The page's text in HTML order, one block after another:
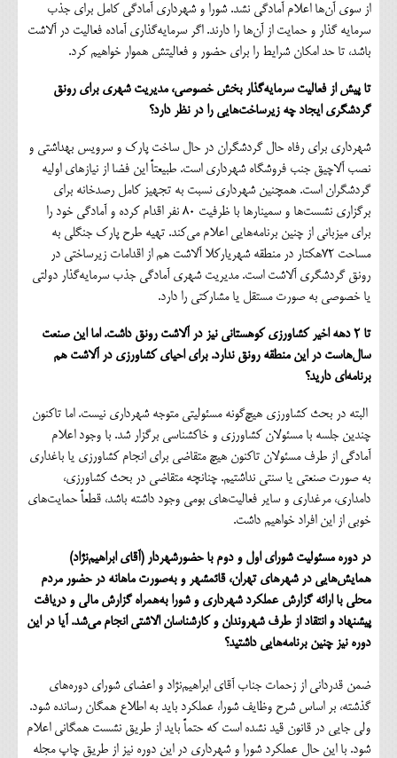
از سوی آن‌ها اعلام آمادگی نشد. شورا و شهرداری آمادگی کامل برای جذب
سرمایه گذار و حمایت از آن‌ها را دارند. اگر سرمایه‌گذاری آماده فعالیت در آلاشت
باشد، تا حد امکان شرایط را برای حضور و فعالیتش هموار خواهیم کرد.
تا پیش از فعالیت سرمایه‌گذار بخش خصوصی، مدیریت شهری برای رونق
گردشگری ایجاد چه زیرساخت‌هایی را در نظر دارد؟
شهرداری برای رفاه حال گردشگران در حال ساخت پارک و سرویس بهداشتی و
نصب آلاچیق جنب فروشگاه شهرداری است. طبیعتاً این فضا از نیازهای اولیه
گردشگران است. همچنین شهرداری نسبت به تجهیز کامل رصدخانه برای
برگزاری نشست‌ها و سمینارها با ظرفیت 80 نفر اقدام کرده و آمادگی خود را
برای میزبانی از چنین برنامه‌هایی اعلام می‌کند. تهیه طرح پارک جنگلی به
مساحت 72هکتار در منطقه شهریارکلا آلاشت هم از اقدامات زیرساختی در
رونق گردشگری آلاشت است. مدیریت شهری آمادگی جذب سرمایه‌گذار دولتی
یا خصوصی به صورت مستقل یا مشارکتی را دارد.
تا 2 دهه اخیر کشاورزی کوهستانی نیز در آلاشت رونق داشت. اما این صنعت
سال‌هاست در این منطقه رونق ندارد. برای احیای کشاورزی در آلاشت هم
برنامه‌ای دارید؟
البته در بحث کشاورزی هیچ‌گونه مسئولیتی متوجه شهرداری نیست. اما تاکنون
چندین جلسه با مسئولان کشاورزی و خاکشناسی برگزار شد. با وجود اعلام
آمادگی از طرف مسئولان تاکنون هیچ متقاضی برای انجام کشاورزی یا باغداری
به صورت صنعتی یا سنتی نداشتیم. چنانچه متقاضی در بحث کشاورزی،
دامداری، مرغداری و سایر فعالیت‌های بومی وجود داشته باشد، قطعاً حمایت‌های
خوبی از این افراد خواهیم داشت.
در دوره مسئولیت شورای اول و دوم با حضورشهردار (آقای ابراهیم‌نژاد)
همایش‌هایی در شهرهای تهران، قائمشهر و به‌صورت ماهانه در حضور مردم
محلی با ارائه گزارش عملکرد شهرداری و شورا به‌همراه گزارش مالی و دریافت
پیشنهاد و انتقاد از طرف شهروندان و کارشناسان الاشتی انجام می‌شد. آیا در این
دوره نیز چنین برنامه‌هایی داشتید؟
ضمن قدردانی از زحمات جناب آقای ابراهیم‌نژاد و اعضای شورای دوره‌های
گذشته، بر اساس شرح وظایف شورا، عملکرد باید به اطلاع همگان رسانده شود.
ولی جایی در قانون قید نشده است که حتماً باید از طریق نشست همگانی اعلام
شود. با این حال عملکرد شورا و شهرداری در این دوره نیز از طریق چاپ مجله